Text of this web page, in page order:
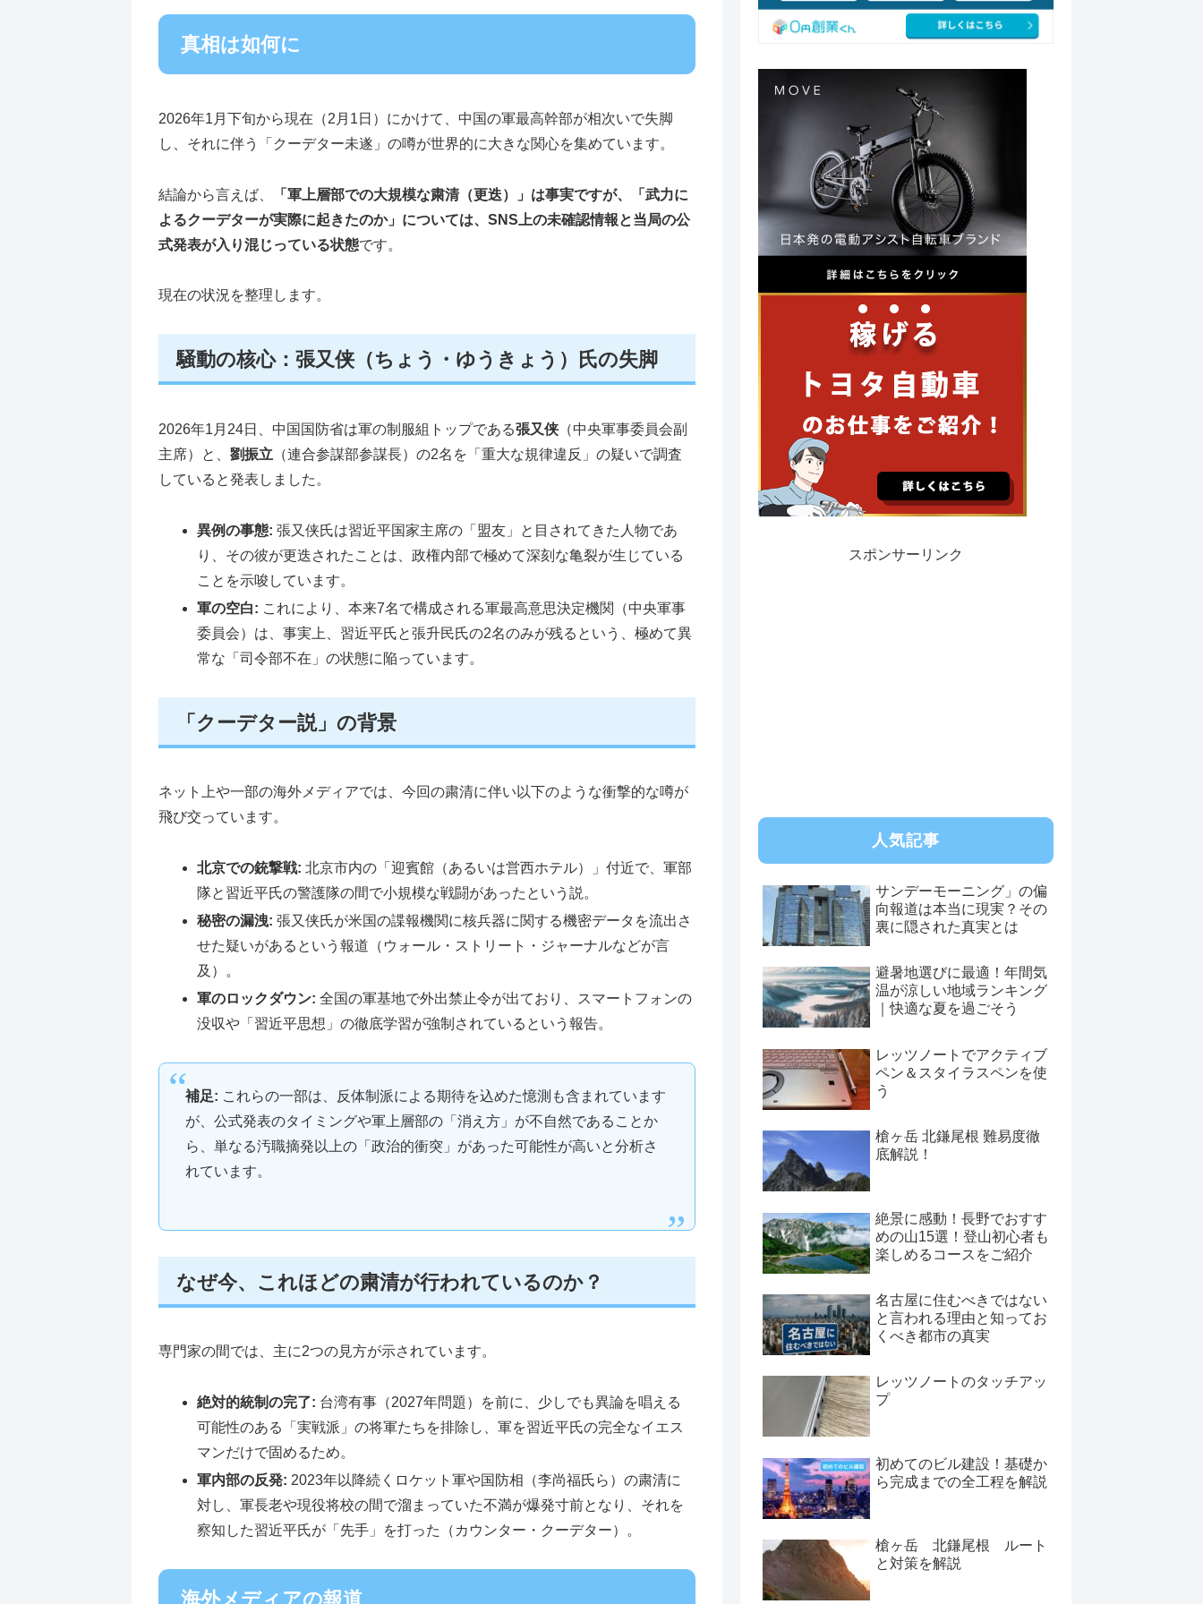
真相は如何に
2026年1月下旬から現在（2月1日）にかけて、中国の軍最高幹部が相次いで失脚
し、それに伴う「クーデター未遂」の噂が世界的に大きな関心を集めています。
結論から言えば、
「軍上層部での大規模な粛清（更迭）」は事実ですが、「武力に
よるクーデターが実際に起きたのか」については、SNS上の未確認情報と当局の公
式発表が入り混じっている状態です。
現在の状況を整理します。
騒動の核心：張又侠（ちょう・ゆうきょう）氏の失脚
2026年1月24日、中国国防省は軍の制服組トップである張又侠 （中央軍事委員会副
主席）と、 劉振立 （連合参謀部参謀長）の2名を「重大な規律違反」の疑いで調査
していると発表しました。
異例の事態: 張又侠氏は習近平国家主席の「盟友」と目されてきた人物であ
り、その彼が更迭されたことは、政権内部で極めて深刻な亀裂が生じている
ことを示唆しています。
軍の空白: これにより、本来7名で構成される軍最高意思決定機関（中央軍事
委員会）は、事実上、習近平氏と張升民氏の2名のみが残るという、極めて異
常な「司令部不在」の状態に陥っています。
「クーデター説」の背景
ネット上や一部の海外メディアでは、今回の粛清に伴い以下のような衝撃的な噂が
飛び交っています。
北京での銃撃戦: 北京市内の「迎賓館（あるいは営西ホテル）」付近で、軍部
隊と習近平氏の警護隊の間で小規模な戦闘があったという説。
秘密の漏洩: 張又侠氏が米国の諜報機関に核兵器に関する機密データを流出さ
せた疑いがあるという報道（ウォール・ストリート・ジャーナルなどが言
及）。
軍のロックダウン: 全国の軍基地で外出禁止令が出ており、スマートフォンの
没収や「習近平思想」の徹底学習が強制されているという報告。
補足: これらの一部は、反体制派による期待を込めた憶測も含まれています
が、公式発表のタイミングや軍上層部の「消え方」が不自然であることか
ら、単なる汚職摘発以上の「政治的衝突」があった可能性が高いと分析さ
れています。
なぜ今、これほどの粛清が行われているのか？
専門家の間では、主に2つの見方が示されています。
絶対的統制の完了: 台湾有事（2027年問題）を前に、少しでも異論を唱える
可能性のある「実戦派」の将軍たちを排除し、軍を習近平氏の完全なイエス
マンだけで固めるため。
軍内部の反発: 2023年以降続くロケット軍や国防相（李尚福氏ら）の粛清に
対し、軍長老や現役将校の間で溜まっていた不満が爆発寸前となり、それを
察知した習近平氏が「先手」を打った（カウンター・クーデター）。
海外メディアの報道
スポンサーリンク
人気記事
サンデーモーニング」の偏
向報道は本当に現実？その
裏に隠された真実とは
避暑地選びに最適！年間気
温が涼しい地域ランキング
｜快適な夏を過ごそう
レッツノートでアクティブ
ペン＆スタイラスペンを使
う
槍ヶ岳 北鎌尾根 難易度徹
底解説！
絶景に感動！長野でおすす
めの山15選！登山初心者も
楽しめるコースをご紹介
名古屋に住むべきではない
と言われる理由と知ってお
くべき都市の真実
レッツノートのタッチアッ
プ
初めてのビル建設！基礎か
ら完成までの全工程を解説
槍ヶ岳 北鎌尾根 ルート
と対策を解説